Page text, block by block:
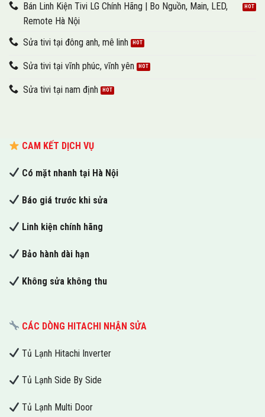
Bán Linh Kiện Tivi LG Chính Hãng | Bo Nguồn, Main, LED,
Remote Hà Nội
Sửa tivi tại đông anh, mê linh
Sửa tivi tại vĩnh phúc, vĩnh yên
Sửa tivi tại nam định
CAM KẾT DỊCH VỤ
Có mặt nhanh tại Hà Nội
Báo giá trước khi sửa
Linh kiện chính hãng
Bảo hành dài hạn
Không sửa không thu
CÁC DÒNG HITACHI NHẬN SỬA
Tủ Lạnh Hitachi Inverter
Tủ Lạnh Side By Side
Tủ Lạnh Multi Door